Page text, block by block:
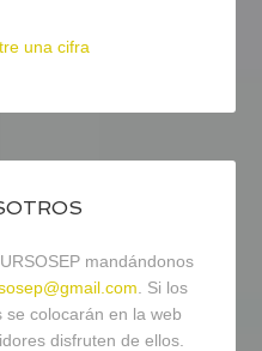
una cifra
mandándonos
. Si los
colocarán en la web
disfruten de ellos.